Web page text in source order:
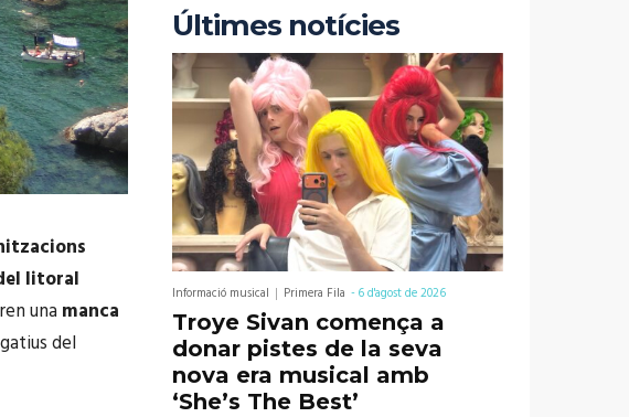
litoral
una manca
del
Últimes notícies
Informació musical Primera Fila -6 d'agost de 2026
Troye Sivan comença a
donar pistes de la seva
nova era musical amb
‘She’s The Best’